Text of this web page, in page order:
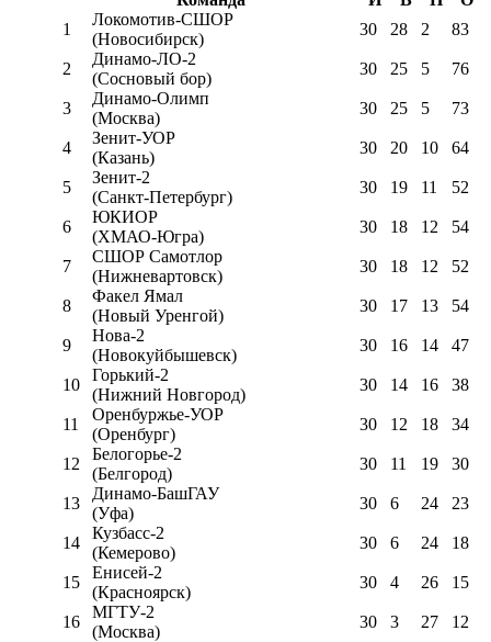
1
Локомотив-CШОР
(Новосибирск)
30 28 2 83
2
Динамо-ЛО-2
(Сосновый бор)
30 25 5 76
3
Динамо-Олимп
(Москва)
30 25 5 73
4
Зенит-УОР
(Казань)
30 20 10 64
5
Зенит-2
(Санкт-Петербург)
30 19 11 52
6
ЮКИОР
(ХМАО-Югра)
30 18 12 54
7
СШОР Самотлор
(Нижневартовск)
30 18 12 52
8
Факел Ямал
(Новый Уренгой)
30 17 13 54
9
Нова-2
(Новокуйбышевск)
30 16 14 47
10
Горький-2
(Нижний Новгород)
30 14 16 38
11
Оренбуржье-УОР
(Оренбург)
30 12 18 34
12
Белогорье-2
(Белгород)
30 11 19 30
13
Динамо-БашГАУ
(Уфа)
30 6 24 23
14
Кузбасс-2
(Кемерово)
30 6 24 18
15
Енисей-2
(Красноярск)
30 4 26 15
16
МГТУ-2
(Москва)
30 3 27 12